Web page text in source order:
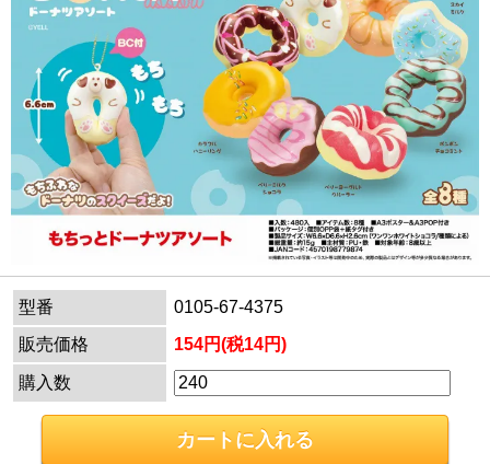
型番
0105-67-4375
販売価格
154円(税14円)
購入数